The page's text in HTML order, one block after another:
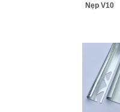
Nẹp V10